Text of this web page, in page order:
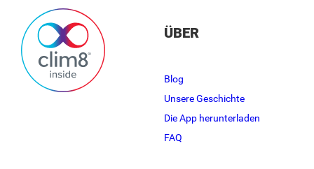
ÜBER
Blog
Unsere Geschichte
Die App herunterladen
FAQ